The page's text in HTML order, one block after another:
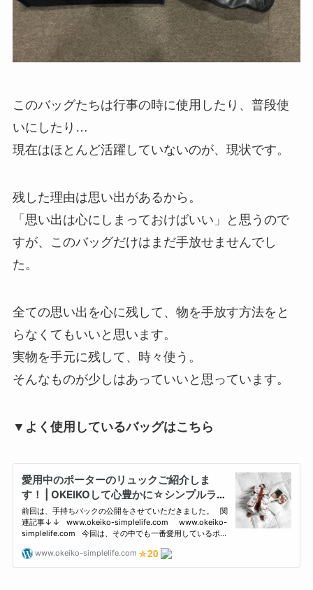
このバッグたちは行事の時に使用したり、普段使
いにしたり…
現在はほとんど活躍していないのが、現状です。
残した理由は思い出があるから。
「思い出は心にしまっておけばいい」と思うので
すが、このバッグだけはまだ手放せませんでし
た。
全ての思い出を心に残して、物を手放す方法をと
らなくてもいいと思います。
実物を手元に残して、時々使う。
そんなものが少しはあっていいと思っています。
▼よく使用しているバッグはこちら